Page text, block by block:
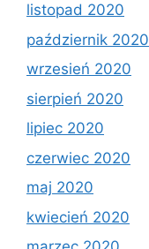
listopad 2020
październik 2020
wrzesień 2020
sierpień 2020
lipiec 2020
czerwiec 2020
maj 2020
kwiecień 2020